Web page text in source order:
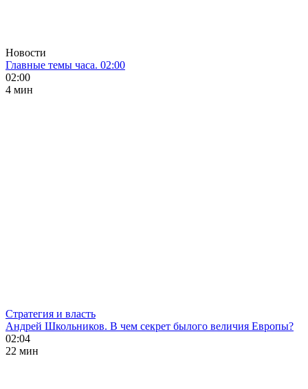
Новости
Главные темы часа. 02:00
02:00
4 мин
Стратегия и власть
Андрей Школьников. В чем секрет былого величия Европы?
02:04
22 мин